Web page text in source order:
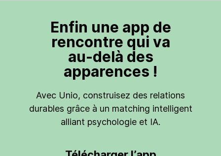
Enfin une app de
rencontre qui va
au-delà des
apparences !
Avec Unio, construisez des relations
durables grâce à un matching intelligent
alliant psychologie et IA.